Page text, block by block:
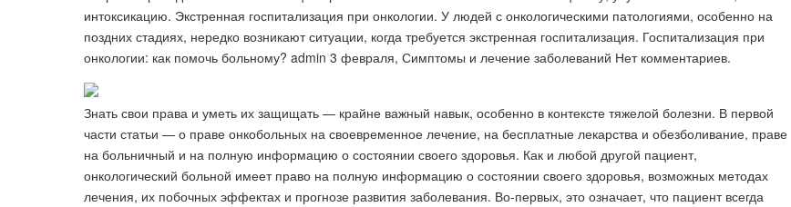
интоксикацию. Экстренная госпитализация при онкологии. У людей с онкологическими патологиями, особенно на
поздних стадиях, нередко возникают ситуации, когда требуется экстренная госпитализация. Госпитализация при
онкологии: как помочь больному? admin 3 февраля, Симптомы и лечение заболеваний Нет комментариев.
Знать свои права и уметь их защищать — крайне важный навык, особенно в контексте тяжелой болезни. В первой
части статьи — о праве онкобольных на своевременное лечение, на бесплатные лекарства и обезболивание, праве
на больничный и на полную информацию о состоянии своего здоровья. Как и любой другой пациент,
онкологический больной имеет право на полную информацию о состоянии своего здоровья, возможных методах
лечения, их побочных эффектах и прогнозе развития заболевания. Во-первых, это означает, что пациент всегда